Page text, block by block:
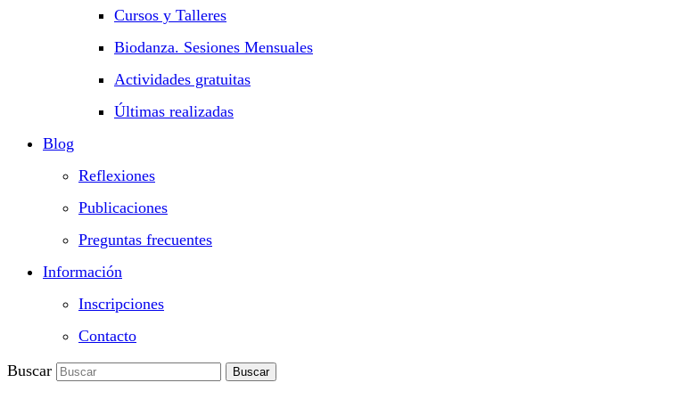
Cursos y Talleres
Biodanza. Sesiones Mensuales
Actividades gratuitas
Últimas realizadas
Blog
Reflexiones
Publicaciones
Preguntas frecuentes
Información
Inscripciones
Contacto
Buscar